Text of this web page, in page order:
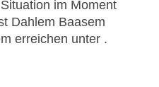
im Moment
Dahlem Baasem
erreichen unter .